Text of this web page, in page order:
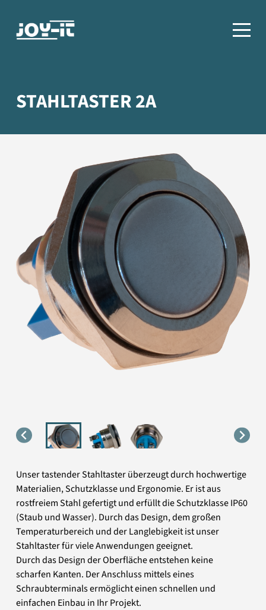
STAHLTASTER 2A
Unser tastender Stahltaster überzeugt durch hochwertige
Materialien, Schutzklasse und Ergonomie. Er ist aus
rostfreiem Stahl gefertigt und erfüllt die Schutzklasse IP60
(Staub und Wasser). Durch das Design, dem großen
Temperaturbereich und der Langlebigkeit ist unser
Stahltaster für viele Anwendungen geeignet.
Durch das Design der Oberfläche entstehen keine
scharfen Kanten. Der Anschluss mittels eines
Schraubterminals ermöglicht einen schnellen und
einfachen Einbau in Ihr Projekt.